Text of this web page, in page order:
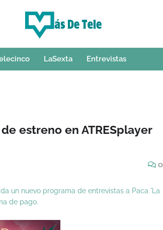
LaSexta Entrevistas
estreno en ATRESplayer
0
un nuevo programa de entrevistas a Paca 'La
de pago.